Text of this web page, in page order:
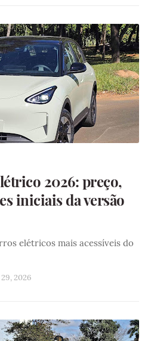
2026: preço,
iniciais da versão
elétricos mais acessíveis do
2026